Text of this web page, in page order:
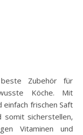
Zubehör für
Köche. Mit
einfach frischen Saft
somit sicherstellen,
Vitaminen und